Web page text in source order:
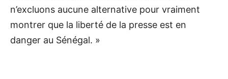
n’excluons aucune alternative pour vraiment
montrer que la liberté de la presse est en
danger au Sénégal. »